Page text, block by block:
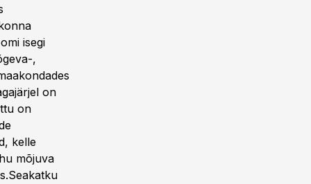
isegi
,
on
on
kelle
mõjuva